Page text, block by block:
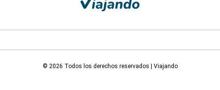
© 2026 Todos los derechos reservados | Viajando